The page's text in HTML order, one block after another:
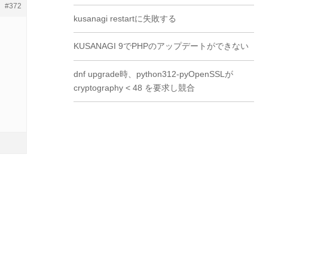
#372
kusanagi restartに失敗する
KUSANAGI 9でPHPのアップデートができない
dnf upgrade時、python312-pyOpenSSLが
cryptography < 48 を要求し競合